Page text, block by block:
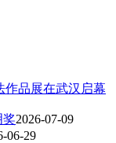
作品展在武汉启幕
奖2026-07-09
06-29